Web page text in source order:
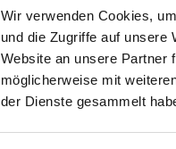
Wir verwenden Cookies,
und die Zugriffe auf unsere
Website an unsere Partner
möglicherweise mit
der Dienste gesammelt